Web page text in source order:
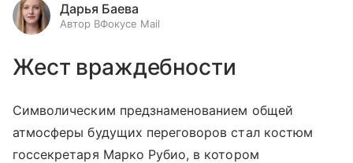
Дарья Баева
Автор ВФокусе Mail
Жест враждебности
Символическим предзнаменованием общей
атмосферы будущих переговоров стал костюм
госсекретаря Марко Рубио, в котором